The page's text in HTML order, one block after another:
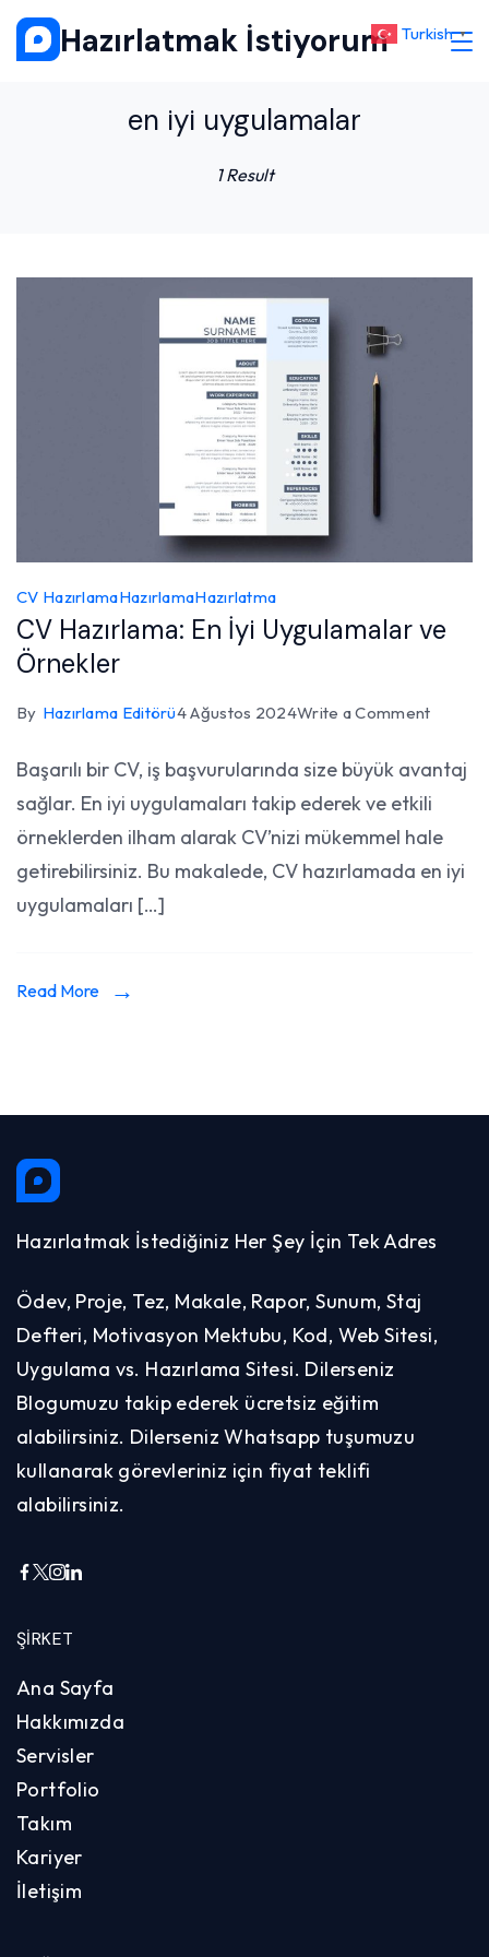
Skip
Hazırlatmak İstiyorum
en iyi uygulamalar
1 Result
CV HazırlamaHazırlamaHazırlatma
CV Hazırlama: En İyi Uygulamalar ve
Örnekler
By Hazırlama Editörü4 Ağustos 2024Write a Commenton
En
İyi
Başarılı bir CV, iş başvurularında size büyük avantaj
sağlar. En iyi uygulamaları takip ederek ve etkili
örneklerden ilham alarak CV’nizi mükemmel hale
getirebilirsiniz. Bu makalede, CV hazırlamada en iyi
uygulamaları […]
Read More
Hazırlatmak İstediğiniz Her Şey İçin Tek Adres
Ödev, Proje, Tez, Makale, Rapor, Sunum, Staj
Defteri, Motivasyon Mektubu, Kod, Web Sitesi,
Uygulama vs. Hazırlama Sitesi. Dilerseniz
Blogumuzu takip ederek ücretsiz eğitim
alabilirsiniz. Dilerseniz Whatsapp tuşumuzu
kullanarak görevleriniz için fiyat teklifi
alabilirsiniz.
ŞIRKET
Ana Sayfa
Hakkımızda
Servisler
Portfolio
Takım
Kariyer
İletişim
Turkish ▼